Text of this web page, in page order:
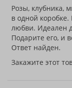
Розы, клубника,
в одной
любви. Идеален
Подарите его, и
Ответ найден.
Закажите этот